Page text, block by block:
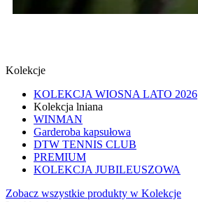
Kolekcje
KOLEKCJA WIOSNA LATO 2026
Kolekcja lniana
WINMAN
Garderoba kapsułowa
DTW TENNIS CLUB
PREMIUM
KOLEKCJA JUBILEUSZOWA
Zobacz wszystkie produkty w Kolekcje